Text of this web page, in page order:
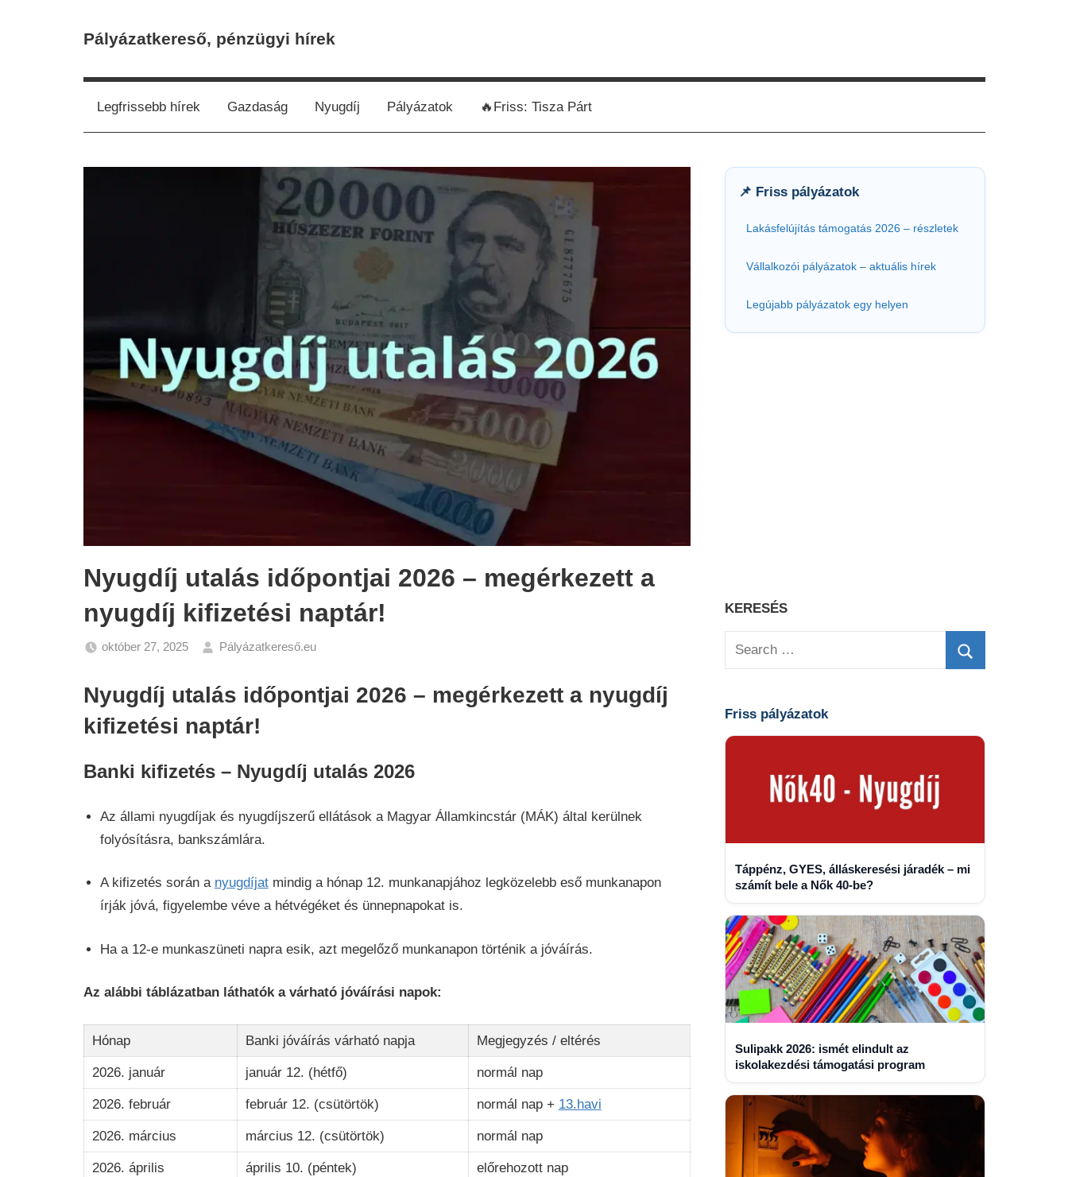
Pályázatkereső, pénzügyi hírek
Legfrissebb hírek Gazdaság Nyugdíj Pályázatok 🔥Friss: Tisza Párt
Nyugdíj utalás időpontjai 2026 – megérkezett a
nyugdíj kifizetési naptár!
október 27, 2025
Pályázatkereső.eu
Hírek ,
Nyugdíj
Nyugdíj utalás időpontjai 2026 – megérkezett a nyugdíj
kifizetési naptár!
Banki kifizetés – Nyugdíj utalás 2026
Az állami nyugdíjak és nyugdíjszerű ellátások a Magyar Államkincstár (MÁK) által kerülnek
folyósításra, bankszámlára.
A kifizetés során a nyugdíjatmindig a hónap 12. munkanapjához legközelebb eső munkanapon
írják jóvá, figyelembe véve a hétvégéket és ünnepnapokat is.
Ha a 12-e munkaszüneti napra esik, azt megelőző munkanapon történik a jóváírás.
Az alábbi táblázatban láthatók a várható jóváírási napok:
Hónap Banki jóváírás várható napja Megjegyzés / eltérés
2026. január január 12. (hétfő) normál nap
2026. február február 12. (csütörtök) normál nap + 13.havi
2026. március március 12. (csütörtök) normál nap
2026. április április 10. (péntek) előrehozott nap
📌 Friss pályázatok
Lakásfelújítás támogatás 2026 – részletek
Vállalkozói pályázatok – aktuális hírek
Legújabb pályázatok egy helyen
KERESÉS
Search
Friss pályázatok
Táppénz, GYES, álláskeresési járadék – mi
számít bele a Nők 40-be?
Sulipakk 2026: ismét elindult az
iskolakezdési támogatási program